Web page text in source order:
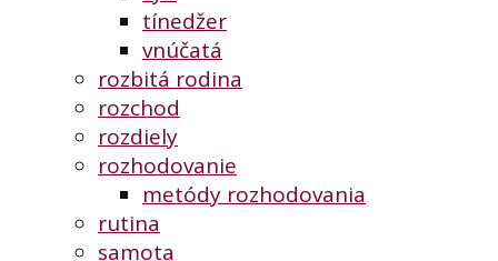
tínedžer
vnúčatá
rozbitá rodina
rozchod
rozdiely
rozhodovanie
metódy rozhodovania
rutina
samota